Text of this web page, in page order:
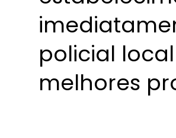
policial
melhores